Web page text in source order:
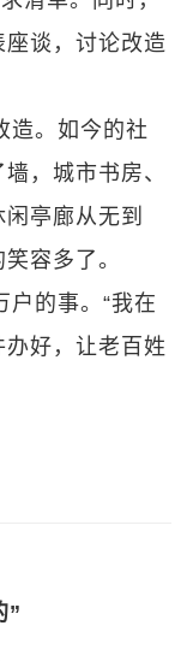
谈，讨论改造
造。如今的社
，城市书房、
亭廊从无到
容多了。
户的事。“我在
好，让老百姓
”